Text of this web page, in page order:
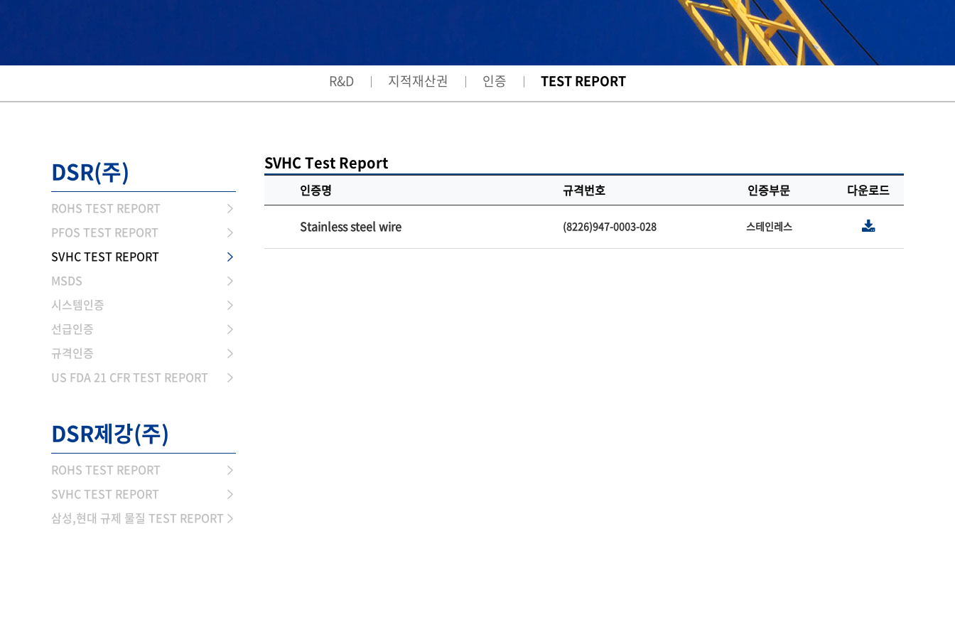
R&D 지적재산권 인증 TEST REPORT
DSR(주)
ROHS TEST REPORT
PFOS TEST REPORT
SVHC TEST REPORT
MSDS
시스템인증
선급인증
규격인증
US FDA 21 CFR TEST REPORT
DSR제강(주)
ROHS TEST REPORT
SVHC TEST REPORT
삼성,현대 규제 물질 TEST REPORT
SVHC Test Report
인증명 규격번호 인증부문 다운로드
Stainless steel wire (8226)947-0003-028 스테인레스